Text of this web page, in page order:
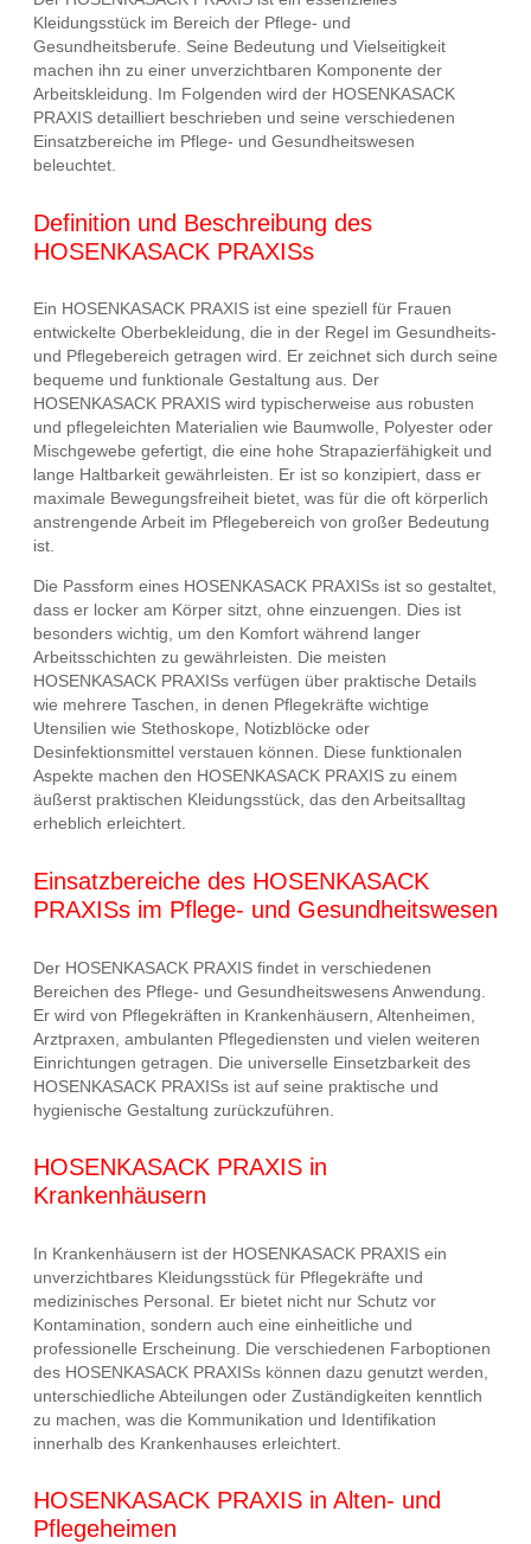
Kleidungsstück im Bereich der Pflege- und
Gesundheitsberufe. Seine Bedeutung und Vielseitigkeit
machen ihn zu einer unverzichtbaren Komponente der
Arbeitskleidung. Im Folgenden wird der HOSENKASACK
PRAXIS detailliert beschrieben und seine verschiedenen
Einsatzbereiche im Pflege- und Gesundheitswesen
beleuchtet.
Definition und Beschreibung des
HOSENKASACK PRAXISs
Ein HOSENKASACK PRAXIS ist eine speziell für Frauen
entwickelte Oberbekleidung, die in der Regel im Gesundheits-
und Pflegebereich getragen wird. Er zeichnet sich durch seine
bequeme und funktionale Gestaltung aus. Der
HOSENKASACK PRAXIS wird typischerweise aus robusten
und pflegeleichten Materialien wie Baumwolle, Polyester oder
Mischgewebe gefertigt, die eine hohe Strapazierfähigkeit und
lange Haltbarkeit gewährleisten. Er ist so konzipiert, dass er
maximale Bewegungsfreiheit bietet, was für die oft körperlich
anstrengende Arbeit im Pflegebereich von großer Bedeutung
ist.
Die Passform eines HOSENKASACK PRAXISs ist so gestaltet,
dass er locker am Körper sitzt, ohne einzuengen. Dies ist
besonders wichtig, um den Komfort während langer
Arbeitsschichten zu gewährleisten. Die meisten
HOSENKASACK PRAXISs verfügen über praktische Details
wie mehrere Taschen, in denen Pflegekräfte wichtige
Utensilien wie Stethoskope, Notizblöcke oder
Desinfektionsmittel verstauen können. Diese funktionalen
Aspekte machen den HOSENKASACK PRAXIS zu einem
äußerst praktischen Kleidungsstück, das den Arbeitsalltag
erheblich erleichtert.
Einsatzbereiche des HOSENKASACK
PRAXISs im Pflege- und Gesundheitswesen
Der HOSENKASACK PRAXIS findet in verschiedenen
Bereichen des Pflege- und Gesundheitswesens Anwendung.
Er wird von Pflegekräften in Krankenhäusern, Altenheimen,
Arztpraxen, ambulanten Pflegediensten und vielen weiteren
Einrichtungen getragen. Die universelle Einsetzbarkeit des
HOSENKASACK PRAXISs ist auf seine praktische und
hygienische Gestaltung zurückzuführen.
HOSENKASACK PRAXIS in
Krankenhäusern
In Krankenhäusern ist der HOSENKASACK PRAXIS ein
unverzichtbares Kleidungsstück für Pflegekräfte und
medizinisches Personal. Er bietet nicht nur Schutz vor
Kontamination, sondern auch eine einheitliche und
professionelle Erscheinung. Die verschiedenen Farboptionen
des HOSENKASACK PRAXISs können dazu genutzt werden,
unterschiedliche Abteilungen oder Zuständigkeiten kenntlich
zu machen, was die Kommunikation und Identifikation
innerhalb des Krankenhauses erleichtert.
HOSENKASACK PRAXIS in Alten- und
Pflegeheimen